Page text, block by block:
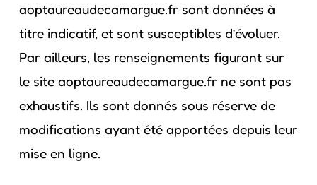
aoptaureaudecamargue.fr sont données à
titre indicatif, et sont susceptibles d’évoluer.
Par ailleurs, les renseignements figurant sur
le site aoptaureaudecamargue.fr ne sont pas
exhaustifs. Ils sont donnés sous réserve de
modifications ayant été apportées depuis leur
mise en ligne.